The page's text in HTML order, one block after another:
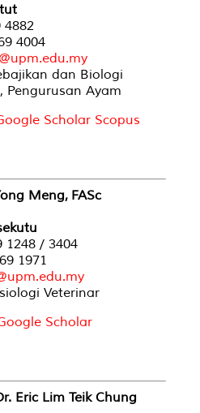
4882
4004
dan Biologi
Pengurusan Ayam
Scholar Scopus
Meng, FASc
1248 / 3404
1971
Veterinar
Scholar
Eric Lim Teik Chung